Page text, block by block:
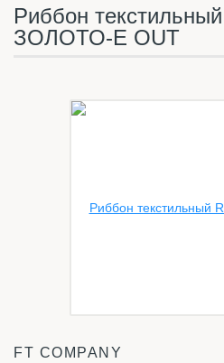
Риббон
ЗОЛОТО-Е OUT
FT COMPANY